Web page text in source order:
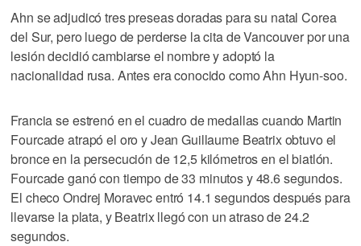
Ahn se adjudicó tres preseas doradas para su natal Corea
del Sur, pero luego de perderse la cita de Vancouver por una
lesión decidió cambiarse el nombre y adoptó la
nacionalidad rusa. Antes era conocido como Ahn Hyun-soo.
Francia se estrenó en el cuadro de medallas cuando Martin
Fourcade atrapó el oro y Jean Guillaume Beatrix obtuvo el
bronce en la persecución de 12,5 kilómetros en el biatlón.
Fourcade ganó con tiempo de 33 minutos y 48.6 segundos.
El checo Ondrej Moravec entró 14.1 segundos después para
llevarse la plata, y Beatrix llegó con un atraso de 24.2
segundos.